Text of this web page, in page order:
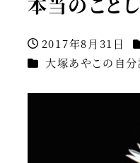
投稿日
2017年8月31日
カテゴリー
大塚あやこの自分